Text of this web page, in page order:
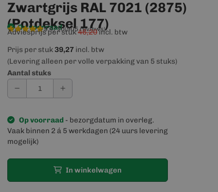
Zwartgrijs RAL 7021 (2875)
(Potdeksel 177)
Op voorraad
9,4/10(905 reviews)
Adviesprijs per stuk46,20incl. btw
Prijs per stuk39,27 incl. btw
(Levering alleen per volle verpakking van 5 stuks)
Aantal stuks
Op voorraad - bezorgdatum in overleg.
Vaak binnen 2 á 5 werkdagen (24 uurs levering
mogelijk)
In winkelwagen